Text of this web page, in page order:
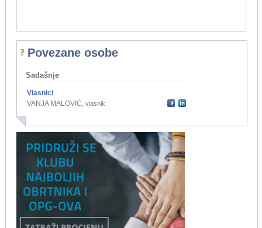
Povezane osobe
Sadašnje
Vlasnici
VANJA MALOVIĆ, vlasnik